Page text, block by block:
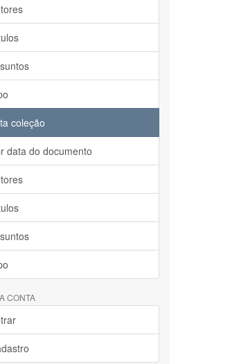
coleção
data do documento
CONTA